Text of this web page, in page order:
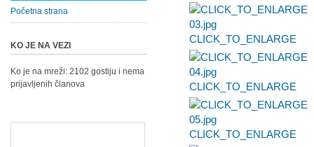
CLICK_TO_ENLARGE
CLICK_TO_ENLARGE
CLICK_TO_ENLARGE
Početna strana
KO JE NA VEZI
Ko je na mreži: 2102 gostiju i nema
prijavljenih članova